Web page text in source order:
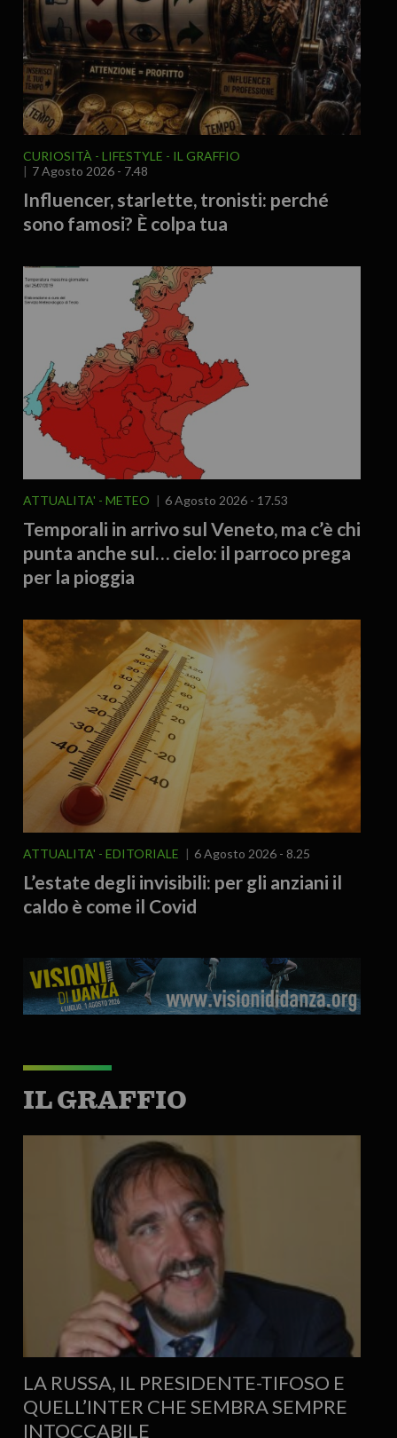
CURIOSITÀ - LIFESTYLE
IL GRAFFIO
7 Agosto 2026 - 7.48
Influencer, starlette, tronisti: perché
sono famosi? È colpa tua
ATTUALITA' METEO 6 Agosto 2026 - 17.53
Temporali in arrivo sul Veneto, ma c’è chi
punta anche sul… cielo: il parroco prega
per la pioggia
ATTUALITA' EDITORIALE 6 Agosto 2026 - 8.25
L’estate degli invisibili: per gli anziani il
caldo è come il Covid
IL GRAFFIO
LA RUSSA, IL PRESIDENTE-TIFOSO E
QUELL’INTER CHE SEMBRA SEMPRE
INTOCCABILE